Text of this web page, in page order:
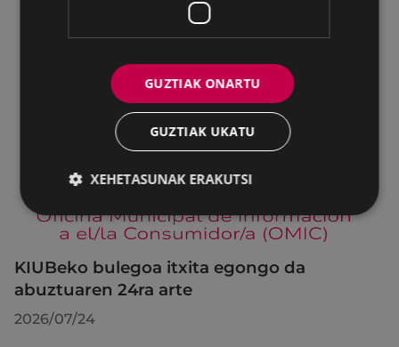
KIUBeko bulegoa itxita egongo da
abuztuaren 24ra arte
2026/07/24
GUZTIAK ONARTU
GUZTIAK UKATU
XEHETASUNAK ERAKUTSI